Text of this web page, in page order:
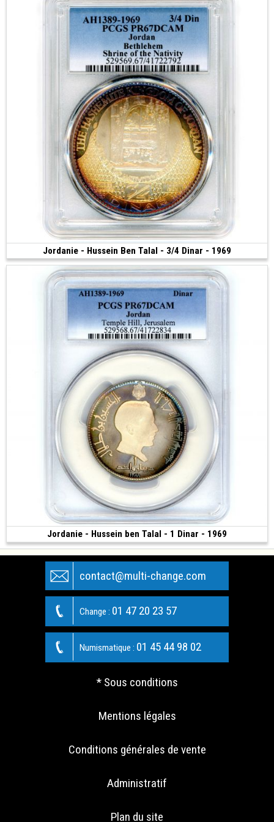
Jordanie - Hussein Ben Talal - 3/4 Dinar - 1969
(1969 • 30.00 g • 46 mm)
Jordanie - Hussein ben Talal - 1 Dinar - 1969
(1696 • 40.00 g • 55 mm)
contact@multi-change.com
Change : 01 47 20 23 57
Numismatique : 01 45 44 98 02
* Sous conditions
Mentions légales
Conditions générales de vente
Administratif
Plan du site